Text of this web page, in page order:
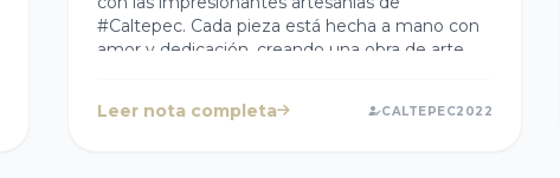
#Caltepec. Cada pieza está hecha a mano con
amor y dedicación, creando una obra de arte
las artesanías de #Caltepec y lleva a casa un
Leer nota completa CALTEPEC2022